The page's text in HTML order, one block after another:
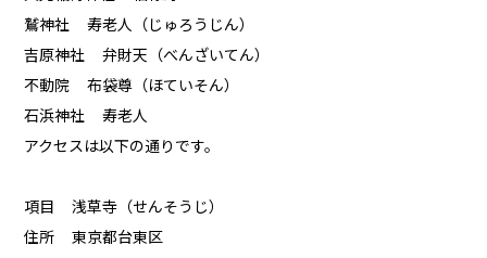
鷲神社 寿老人（じゅろうじん）
吉原神社 弁財天（べんざいてん）
不動院 布袋尊（ほていそん）
石浜神社 寿老人
アクセスは以下の通りです。
項目 浅草寺（せんそうじ）
住所 東京都台東区